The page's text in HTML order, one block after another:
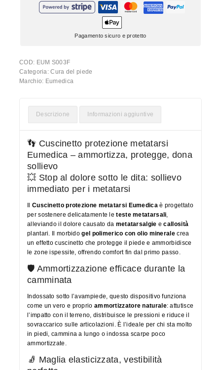
Pagamento sicuro e protetto
COD: EUM S003F
Categoria:Cura del piede
Marchio: Eumedica
Descrizione Informazioni aggiuntive
👣 Cuscinetto protezione metatarsi
Eumedica – ammortizza, protegge, dona
sollievo
💥 Stop al dolore sotto le dita: sollievo
immediato per i metatarsi
Il Cuscinetto protezione metatarsi Eumedica è progettato
per sostenere delicatamente leteste metatarsali
alleviando il dolore causato da metatarsalgie ecallosità
plantari. Il morbidogel polimerico con olio mineralecrea
un effetto cuscinetto che protegge il piede e ammorbidisce
le zone ispessite, offrendo comfort fin dal primo passo.
🛡️ Ammortizzazione efficace durante la
camminata
Indossato sotto l’avampiede, questo dispositivo funziona
come un vero e proprio ammortizzatore naturale: attutisce
l’impatto con il terreno, distribuisce le pressioni e riduce il
sovraccarico sulle articolazioni. È l’ideale per chi sta molto
in piedi, cammina a lungo o indossa scarpe poco
ammortizzate.
🧦 Maglia elasticizzata, vestibilità